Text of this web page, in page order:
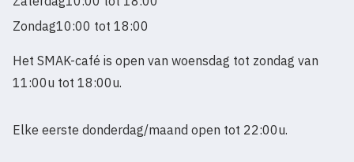
Zondag10:00 tot 18:00
Het SMAK-café is open van woensdag tot zondag van
11:00u tot 18:00u.
Elke eerste donderdag/maand open tot 22:00u.